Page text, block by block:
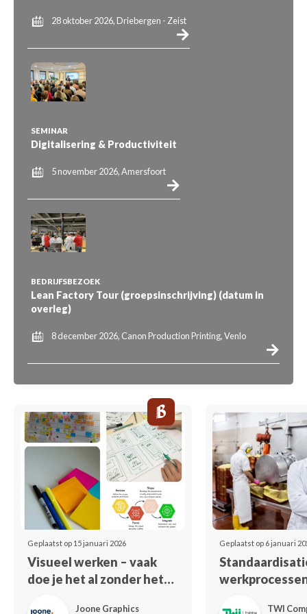
28 oktober 2026, Driebergen - Zeist
SEMINAR
Digitalisering & Productiviteit
5 november 2026, Amersfoort
BEDRIJFSBEZOEK
Lean Factory Tour (groepsinschrijving) (datum in
overleg)
8 december 2026, Canon Production Printing, Venlo
Geplaatst op 15 januari 2026
Visueel werken – vaak
doe je het al zonder het
Joone Graphics
Geplaatst op 6 januari
TWI